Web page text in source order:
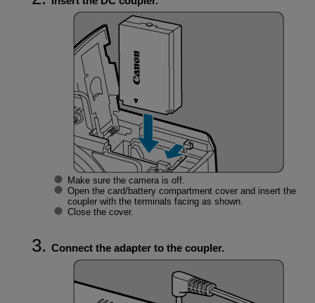
Make sure the camera is off.
Open the card/battery compartment cover and insert the
coupler with the terminals facing as shown.
Close the cover.
Connect the adapter to the coupler.